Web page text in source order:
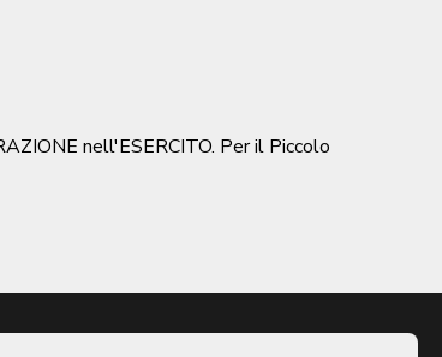
nell'ESERCITO. Per il Piccolo